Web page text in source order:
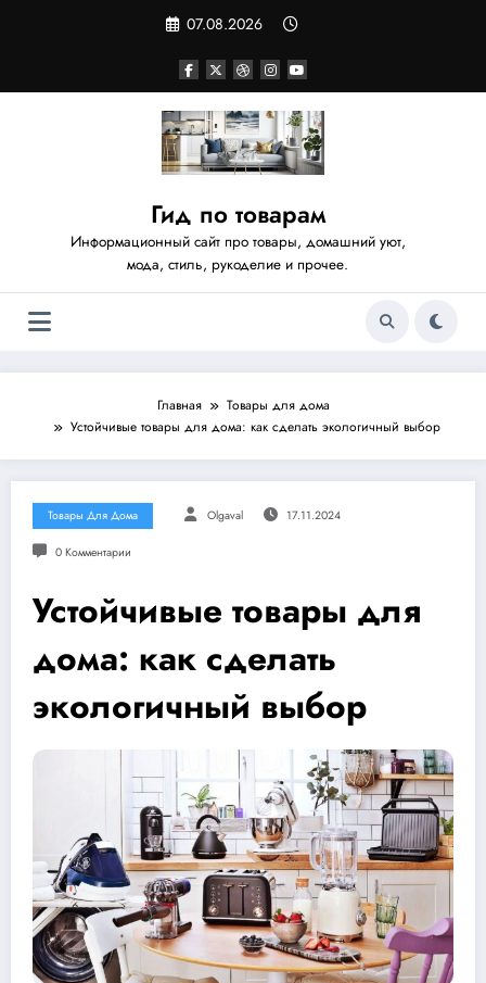
07.08.2026
Гид по товарам
Информационный сайт про товары, домашний уют,
мода, стиль, рукоделие и прочее.
Главная
Товары для дома
Устойчивые товары для дома: как сделать экологичный выбор
Товары Для Дома Olgaval 17.11.2024
0 Комментарии
Устойчивые товары для
дома: как сделать
экологичный выбор